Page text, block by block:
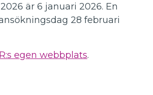
är 6 januari 2026. En
28 februari
egen webbplats.